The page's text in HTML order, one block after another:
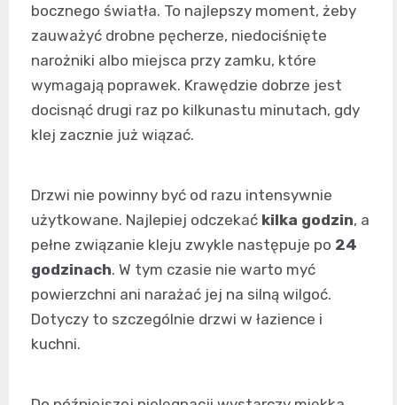
bocznego światła. To najlepszy moment, żeby
zauważyć drobne pęcherze, niedociśnięte
narożniki albo miejsca przy zamku, które
wymagają poprawek. Krawędzie dobrze jest
docisnąć drugi raz po kilkunastu minutach, gdy
klej zacznie już wiązać.
Drzwi nie powinny być od razu intensywnie
użytkowane. Najlepiej odczekać kilka godzin, a
pełne związanie kleju zwykle następuje po 24
godzinach. W tym czasie nie warto myć
powierzchni ani narażać jej na silną wilgoć.
Dotyczy to szczególnie drzwi w łazience i
kuchni.